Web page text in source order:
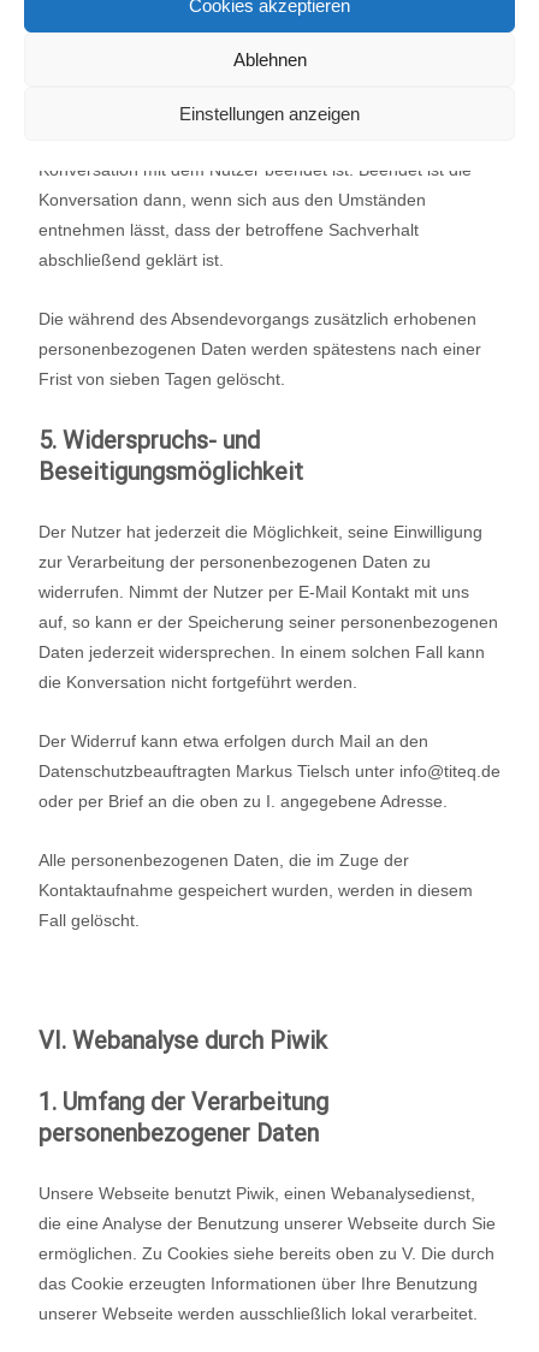
Cookies akzeptieren
Ablehnen
Einstellungen anzeigen
Die Daten werden gelöscht, sobald sie für die Erreichung
Für die personenbezogenen Daten, die per E-Mail
Konversation mit dem Nutzer beendet ist. Beendet ist die
Konversation dann, wenn sich aus den Umständen
entnehmen lässt, dass der betroffene Sachverhalt
abschließend geklärt ist.
Die während des Absendevorgangs zusätzlich erhobenen
personenbezogenen Daten werden spätestens nach einer
Frist von sieben Tagen gelöscht.
5. Widerspruchs- und
Beseitigungsmöglichkeit
Der Nutzer hat jederzeit die Möglichkeit, seine Einwilligung
zur Verarbeitung der personenbezogenen Daten zu
widerrufen. Nimmt der Nutzer per E-Mail Kontakt mit uns
auf, so kann er der Speicherung seiner personenbezogenen
Daten jederzeit widersprechen. In einem solchen Fall kann
die Konversation nicht fortgeführt werden.
Der Widerruf kann etwa erfolgen durch Mail an den
Datenschutzbeauftragten Markus Tielsch unter info@titeq.de
oder per Brief an die oben zu I. angegebene Adresse.
Alle personenbezogenen Daten, die im Zuge der
Kontaktaufnahme gespeichert wurden, werden in diesem
Fall gelöscht.
VI. Webanalyse durch Piwik
1. Umfang der Verarbeitung
personenbezogener Daten
Unsere Webseite benutzt Piwik, einen Webanalysedienst,
die eine Analyse der Benutzung unserer Webseite durch Sie
ermöglichen. Zu Cookies siehe bereits oben zu V. Die durch
das Cookie erzeugten Informationen über Ihre Benutzung
unserer Webseite werden ausschließlich lokal verarbeitet.